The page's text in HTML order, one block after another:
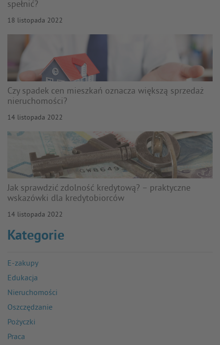
spełnić?
18 listopada 2022
Czy spadek cen mieszkań oznacza większą sprzedaż
nieruchomości?
14 listopada 2022
Jak sprawdzić zdolność kredytową? – praktyczne
wskazówki dla kredytobiorców
14 listopada 2022
Kategorie
E-zakupy
Edukacja
Nieruchomości
Oszczędzanie
Pożyczki
Praca